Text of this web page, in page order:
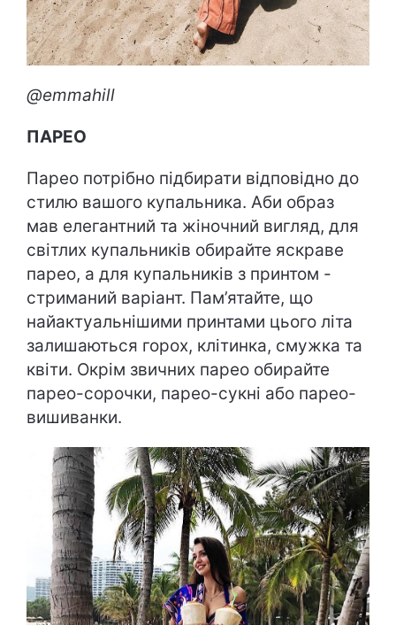
@emmahill
ПАРЕО
Парео потрібно підбирати відповідно до
стилю вашого купальника. Аби образ
мав елегантний та жіночний вигляд, для
світлих купальників обирайте яскраве
парео, а для купальників з принтом -
стриманий варіант. Пам’ятайте, що
найактуальнішими принтами цього літа
залишаються горох, клітинка, смужка та
квіти. Окрім звичних парео обирайте
парео-сорочки, парео-сукні або парео-
вишиванки.